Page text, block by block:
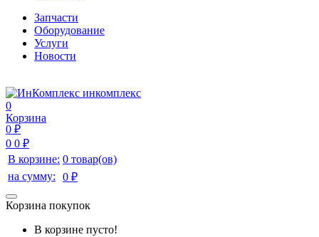
Запчасти
Оборудование
Услуги
Новости
инкомплекс
0
Корзина
0 ₽
0 0 ₽
В корзине: 0 товар(ов)
на сумму:
0 ₽
Корзина покупок
В корзине пусто!